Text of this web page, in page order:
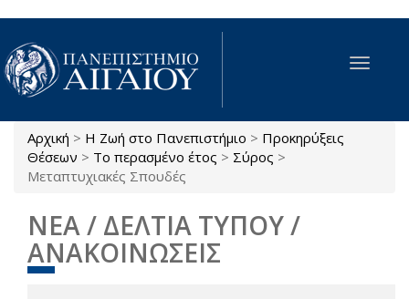
Παράκαμψη προς το κυρίως περιεχόμενο
Toggle
Είστε εδώ
Αρχική > Η Ζωή στο Πανεπιστήμιο > Προκηρύξεις
Θέσεων > Το περασμένο έτος > Σύρος >
Μεταπτυχιακές Σπουδές
ΝΕΑ / ΔΕΛΤΙΑ ΤΥΠΟΥ /
ΑΝΑΚΟΙΝΩΣΕΙΣ